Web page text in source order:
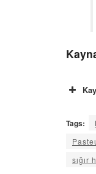
Tags:
sığır